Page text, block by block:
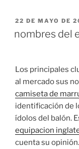
PUBLICADO
22 DE MAYO DE
nombres del
Los principales
al mercado sus
camiseta de
identificación de
ídolos del balón.
equipacion
cuenta su